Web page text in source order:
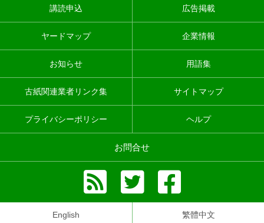
講読申込 広告掲載
ヤードマップ 企業情報
お知らせ 用語集
古紙関連業者リンク集 サイトマップ
プライバシーポリシー ヘルプ
お問合せ
English 繁體中文